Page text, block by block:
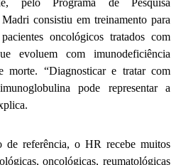
pelo Programa de Pesquisa
consistiu em treinamento para
oncológicos tratados com
evoluem com imunodeficiência
morte. “Diagnosticar e tratar com
pode representar a
de referência, o HR recebe muitos
oncológicas, reumatológicas